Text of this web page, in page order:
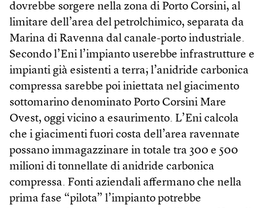
dovrebbe sorgere nella zona di Porto Corsini, al
limitare dell’area del petrolchimico, separata da
Marina di Ravenna dal canale-porto industriale.
Secondo l’Eni l’impianto userebbe infrastrutture e
impianti già esistenti a terra; l’anidride carbonica
compressa sarebbe poi iniettata nel giacimento
sottomarino denominato Porto Corsini Mare
Ovest, oggi vicino a esaurimento. L’Eni calcola
che i giacimenti fuori costa dell’area ravennate
possano immagazzinare in totale tra 300 e 500
milioni di tonnellate di anidride carbonica
compressa. Fonti aziendali affermano che nella
prima fase “pilota” l’impianto potrebbe